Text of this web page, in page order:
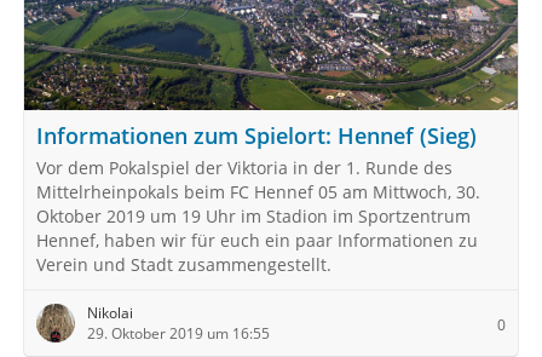
Informationen zum Spielort: Hennef (Sieg)
Vor dem Pokalspiel der Viktoria in der 1. Runde des
Mittelrheinpokals beim FC Hennef 05 am Mittwoch, 30.
Oktober 2019 um 19 Uhr im Stadion im Sportzentrum
Hennef, haben wir für euch ein paar Informationen zu
Verein und Stadt zusammengestellt.
Nikolai
29. Oktober 2019 um 16:55
0